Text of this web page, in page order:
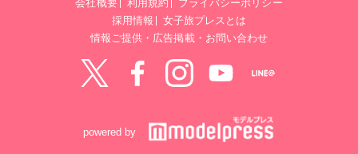
会社概要 利用規約
プライバシーポリシー
採用情報
女子旅プレスとは
情報ご提供・広告掲載・お問い合わせ
powered by